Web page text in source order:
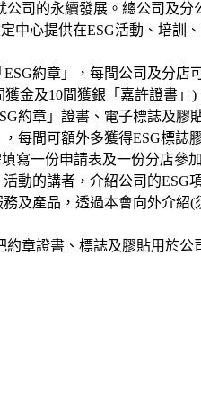
的永續發展。總公司及分
中心提供在ESG活動、培
約章」，每間公司及分店
金及10間獲銀「嘉許證書」)
約章」證書、電子標誌及膠
每間可額外多獲得ESG標誌
寫一份申請表及一份分店參
動的講者，介紹公司的ESG
及產品，透過本會向外介紹(
約章證書、標誌及膠貼用於